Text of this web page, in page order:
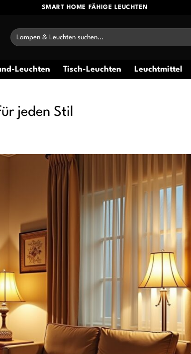
SMART HOME FÄHIGE LEUCHTEN
Suchen
nach:
Leuchten Tisch-Leuchten Leuchtmittel
jeden Stil